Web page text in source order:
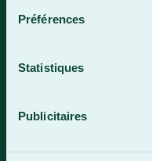
Préférences
Statistiques
Publicitaires
4409, rue Dollard
Lundi-vendredi : 8 h à 16 h